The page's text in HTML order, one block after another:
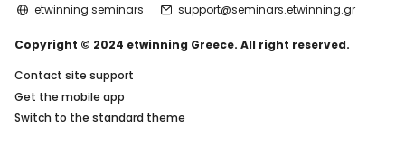
etwinning seminars support@seminars.etwinning.gr
Copyright © 2024 etwinning Greece. All right reserved.
Contact site support
Get the mobile app
Switch to the standard theme